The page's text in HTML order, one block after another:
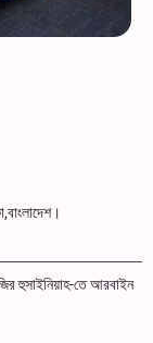
হুসাইনিয়াহ-তে আরবাইন